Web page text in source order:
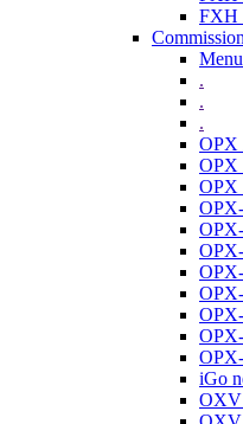
FXH
.
.
.
OPX
OPX
OPX
iGo
OXV